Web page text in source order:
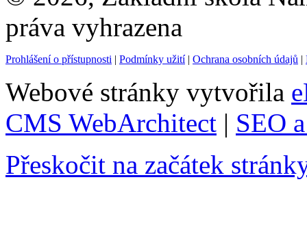
práva vyhrazena
Prohlášení o přístupnosti | Podmínky užití| Ochrana osobních údajů |
Webové stránky vytvořila
CMS WebArchitect | SEO
Přeskočit na začátek